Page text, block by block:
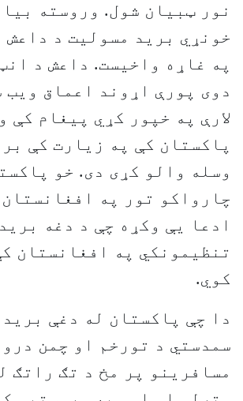
نور ټبیان شول. وروسته
خونړي برید مسولیت د داعش
په غاړه واخیست. داعش د
دوی پورې اړوند اعماق ویب
لارې په خپور کړي پیغام کې
پاکستان کې په زیارت کې
وسله والو کړی دی. خو
چارواکو تور په
ادعا يې وکړه چې د دغه برید
تنظيمونکي په افغانستان
کوي.
دا چې پاکستان له دغې
سمدستي د تورخم او چمن
مسافرينو پر مخ د تګ راتګ